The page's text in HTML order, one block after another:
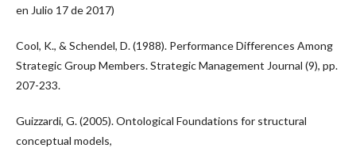
en Julio 17 de 2017)
Cool, K., & Schendel, D. (1988). Performance Differences Among
Strategic Group Members. Strategic Management Journal (9), pp.
207-233.
Guizzardi, G. (2005). Ontological Foundations for structural
conceptual models,